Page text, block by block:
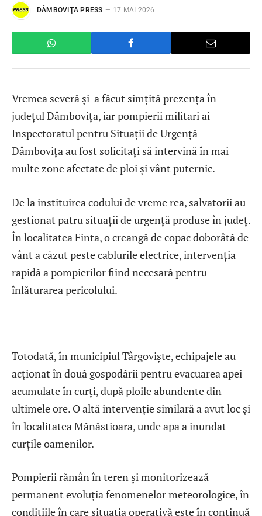
DÂMBOVIŢA PRESS 17 MAI 2026
Vremea severă și-a făcut simțită prezența în
județul Dâmbovița, iar pompierii militari ai
Inspectoratul pentru Situații de Urgență
Dâmbovița au fost solicitați să intervină în mai
multe zone afectate de ploi și vânt puternic.
De la instituirea codului de vreme rea, salvatorii au
gestionat patru situații de urgență produse în județ.
În localitatea Finta, o creangă de copac doborâtă de
vânt a căzut peste cablurile electrice, intervenția
rapidă a pompierilor fiind necesară pentru
înlăturarea pericolului.
Totodată, în municipiul Târgoviște, echipajele au
acționat în două gospodării pentru evacuarea apei
acumulate în curți, după ploile abundente din
ultimele ore. O altă intervenție similară a avut loc și
în localitatea Mănăstioara, unde apa a inundat
curțile oamenilor.
Pompierii rămân în teren și monitorizează
permanent evoluția fenomenelor meteorologice, în
condițiile în care situația operativă este în continuă